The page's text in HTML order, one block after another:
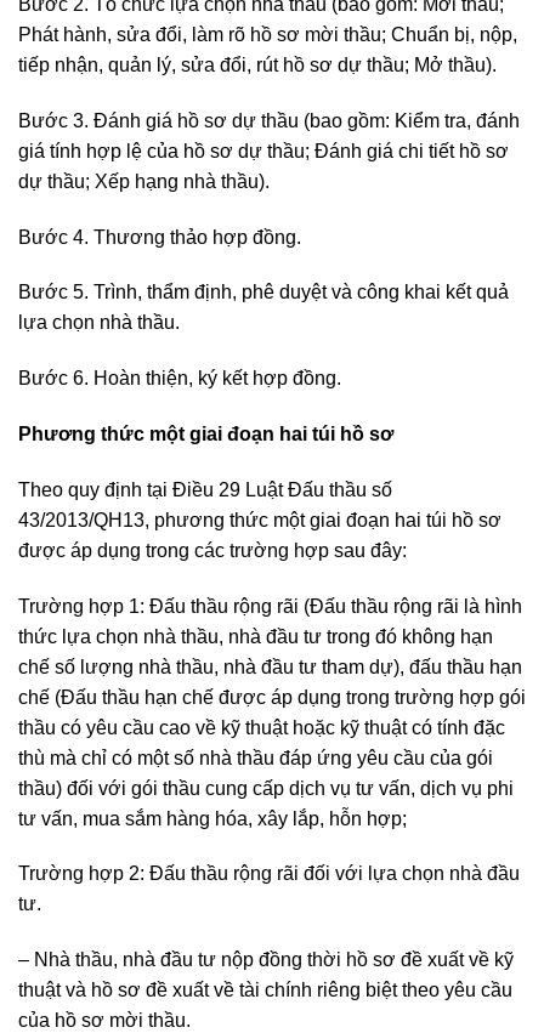
Bước 2. Tổ chức lựa chọn nhà thầu (bao gồm: Mời thầu;
Phát hành, sửa đổi, làm rõ hồ sơ mời thầu; Chuẩn bị, nộp,
tiếp nhận, quản lý, sửa đổi, rút hồ sơ dự thầu; Mở thầu).
Bước 3. Đánh giá hồ sơ dự thầu (bao gồm: Kiểm tra, đánh
giá tính hợp lệ của hồ sơ dự thầu; Đánh giá chi tiết hồ sơ
dự thầu; Xếp hạng nhà thầu).
Bước 4. Thương thảo hợp đồng.
Bước 5. Trình, thẩm định, phê duyệt và công khai kết quả
lựa chọn nhà thầu.
Bước 6. Hoàn thiện, ký kết hợp đồng.
Phương thức một giai đoạn hai túi hồ sơ
Theo quy định tại Điều 29 Luật Đấu thầu số
43/2013/QH13, phương thức một giai đoạn hai túi hồ sơ
được áp dụng trong các trường hợp sau đây:
Trường hợp 1: Đấu thầu rộng rãi (Đấu thầu rộng rãi là hình
thức lựa chọn nhà thầu, nhà đầu tư trong đó không hạn
chế số lượng nhà thầu, nhà đầu tư tham dự), đấu thầu hạn
chế (Đấu thầu hạn chế được áp dụng trong trường hợp gói
thầu có yêu cầu cao về kỹ thuật hoặc kỹ thuật có tính đặc
thù mà chỉ có một số nhà thầu đáp ứng yêu cầu của gói
thầu) đối với gói thầu cung cấp dịch vụ tư vấn, dịch vụ phi
tư vấn, mua sắm hàng hóa, xây lắp, hỗn hợp;
Trường hợp 2: Đấu thầu rộng rãi đối với lựa chọn nhà đầu
tư.
– Nhà thầu, nhà đầu tư nộp đồng thời hồ sơ đề xuất về kỹ
thuật và hồ sơ đề xuất về tài chính riêng biệt theo yêu cầu
của hồ sơ mời thầu.